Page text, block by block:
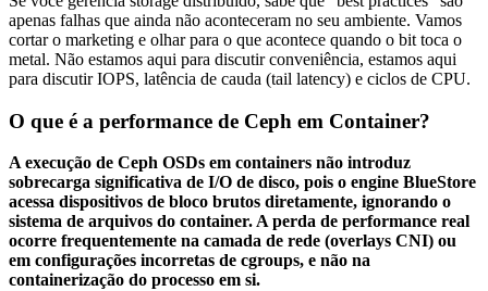
apenas falhas que ainda não aconteceram no seu ambiente. Vamos
cortar o marketing e olhar para o que acontece quando o bit toca o
metal. Não estamos aqui para discutir conveniência, estamos aqui
para discutir IOPS, latência de cauda (tail latency) e ciclos de CPU.
O que é a performance de Ceph em Container?
A execução de Ceph OSDs em containers não introduz
sobrecarga significativa de I/O de disco, pois o engine BlueStore
acessa dispositivos de bloco brutos diretamente, ignorando o
sistema de arquivos do container. A perda de performance real
ocorre frequentemente na camada de rede (overlays CNI) ou
em configurações incorretas de cgroups, e não na
containerização do processo em si.